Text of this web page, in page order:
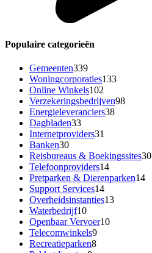
Populaire categorieën
Gemeenten339
Woningcorporaties133
Online Winkels102
Verzekeringsbedrijven98
Energieleveranciers38
Dagbladen33
Internetproviders31
Banken30
Reisbureaus & Boekingssites30
Telefoonproviders14
Pretparken & Dierenparken14
Support Services14
Overheidsinstanties13
Waterbedrijf10
Openbaar Vervoer10
Telecomwinkels9
Recreatieparken8